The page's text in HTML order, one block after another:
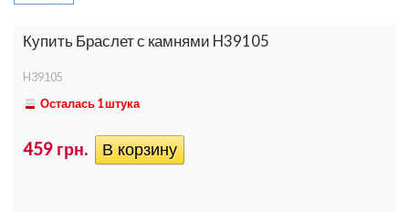
Купить Браслет с камнями H39105
H39105
Осталась 1 штука
459 грн.